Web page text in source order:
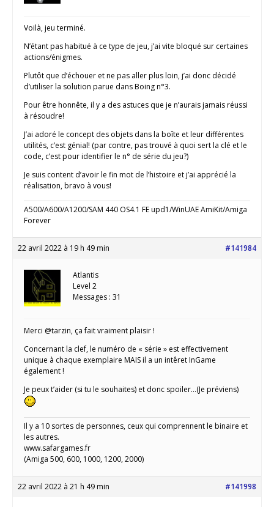
Voilà, jeu terminé.
N’étant pas habitué à ce type de jeu, j’ai vite bloqué sur certaines
actions/énigmes.
Plutôt que d’échouer et ne pas aller plus loin, j’ai donc décidé
d’utiliser la solution parue dans Boing n°3.
Pour être honnête, il y a des astuces que je n’aurais jamais réussi
à résoudre!
J’ai adoré le concept des objets dans la boîte et leur différentes
utilités, c’est génial! (par contre, pas trouvé à quoi sert la clé et le
code, c’est pour identifier le n° de série du jeu?)
Je suis content d’avoir le fin mot de l’histoire et j’ai apprécié la
réalisation, bravo à vous!
A500/A600/A1200/SAM 440 OS4.1 FE upd1/WinUAE AmiKit/Amiga
Forever
22 avril 2022 à 19 h 49 min #141984
Atlantis
Level 2
Messages : 31
Merci @tarzin, ça fait vraiment plaisir !
Concernant la clef, le numéro de « série » est effectivement
unique à chaque exemplaire MAIS il a un intêret InGame
également !
Je peux t’aider (si tu le souhaites) et donc spoiler…(Je préviens)
Il y a 10 sortes de personnes, ceux qui comprennent le binaire et
les autres.
www.safargames.fr
(Amiga 500, 600, 1000, 1200, 2000)
22 avril 2022 à 21 h 49 min #141998